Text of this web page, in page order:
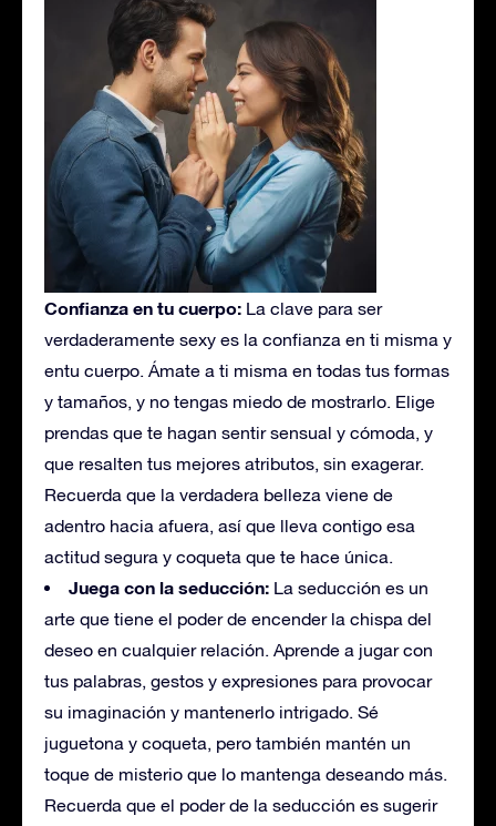
Confianza en tu cuerpo: La clave para ser
verdaderamente sexy es la confianza en ti misma y
entu cuerpo. Ámate a ti misma en todas tus formas
y tamaños, y no tengas miedo de mostrarlo. Elige
prendas que te hagan sentir sensual y cómoda, y
que resalten tus mejores atributos, sin exagerar.
Recuerda que la verdadera belleza viene de
adentro hacia afuera, así que lleva contigo esa
actitud segura y coqueta que te hace única.
Juega con la seducción: La seducción es un
arte que tiene el poder de encender la chispa del
deseo en cualquier relación. Aprende a jugar con
tus palabras, gestos y expresiones para provocar
su imaginación y mantenerlo intrigado. Sé
juguetona y coqueta, pero también mantén un
toque de misterio que lo mantenga deseando más.
Recuerda que el poder de la seducción es sugerir